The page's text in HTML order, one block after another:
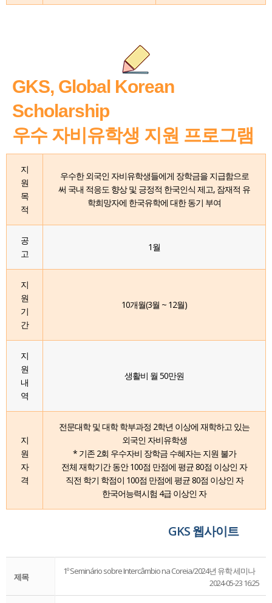
GKS, Global Korean
Scholarship
우수 자비유학생 지원 프로그램
지
원
목
적
우수한 외국인 자비유학생들에게 장학금을 지급함으로
써 국내 적응도 향상 및 긍정적 한국인식 제고, 잠재적 유
학희망자에 한국유학에 대한 동기 부여
공
고
1월
지
원
기
간
10개월(3월 ~ 12월)
지
원
내
역
생활비 월 50만원
지
원
자
격
전문대학 및 대학 학부과정 2학년 이상에 재학하고 있는
외국인 자비유학생
* 기존 2회 우수자비 장학금 수혜자는 지원 불가
전체 재학기간 동안 100점 만점에 평균 80점 이상인 자
직전 학기 학점이 100점 만점에 평균 80점 이상인 자
한국어능력시험 4급 이상인 자
GKS 웹사이트
제목
1º Seminário sobre Intercâmbio na Coreia/2024년 유학 세미나
2024-05-23 16:25